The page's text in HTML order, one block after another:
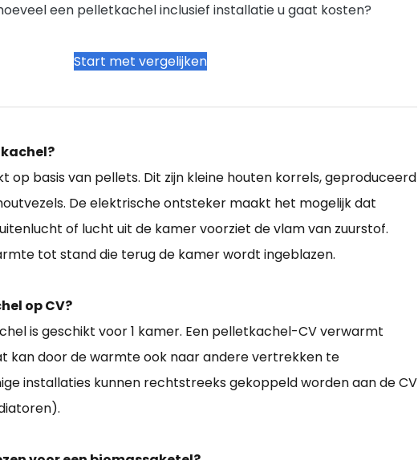
een pelletkachel inclusief installatie u gaat kosten?
Start met vergelijken
op basis van pellets. Dit zijn kleine houten korrels, geproduceerd
De elektrische ontsteker maakt het mogelijk dat
of lucht uit de kamer voorziet de vlam van zuurstof.
tot stand die terug de kamer wordt ingeblazen.
op CV?
is geschikt voor 1 kamer. Een pelletkachel-CV verwarmt
kan door de warmte ook naar andere vertrekken te
installaties kunnen rechtstreeks gekoppeld worden aan de CV